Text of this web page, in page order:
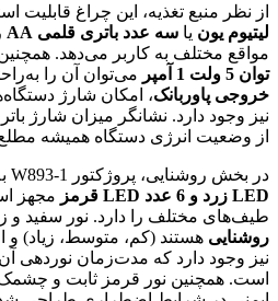
از نظر منبع تغذیه، این چراغ قابلیت
لیتیوم یون یا سه عدد باتری قلمی AA
مواقع مختلف به کاربر می‌دهد.
توان 5 ولت 1 آمپر
می‌توان آن را
خروجی پاوربانک، امکان شارژ
نیز وجود دارد. نشانگر میزان شارژ
از وضعیت انرژی دستگاه همیشه
در بخش روشنایی، پروژکتور W893-1 به
LED زرد و 6 عدد LED قرمز
مجهز
طیف‌های مختلف را دارد. نور سفید و
روشنایی هستند (کم، متوسط، زیاد) و
نیز وجود دارد که مدت‌زمان نوردهی آن
است. همچنین نور قرمز ثابت و